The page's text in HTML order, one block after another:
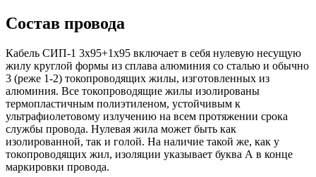
Состав провода
Кабель СИП-1 3х95+1х95 включает в себя нулевую несущую
жилу круглой формы из сплава алюминия со сталью и обычно
3 (реже 1-2) токопроводящих жилы, изготовленных из
алюминия. Все токопроводящие жилы изолированы
термопластичным полиэтиленом, устойчивым к
ультрафиолетовому излучению на всем протяжении срока
службы провода. Нулевая жила может быть как
изолированной, так и голой. На наличие такой же, как у
токопроводящих жил, изоляции указывает буква А в конце
маркировки провода.